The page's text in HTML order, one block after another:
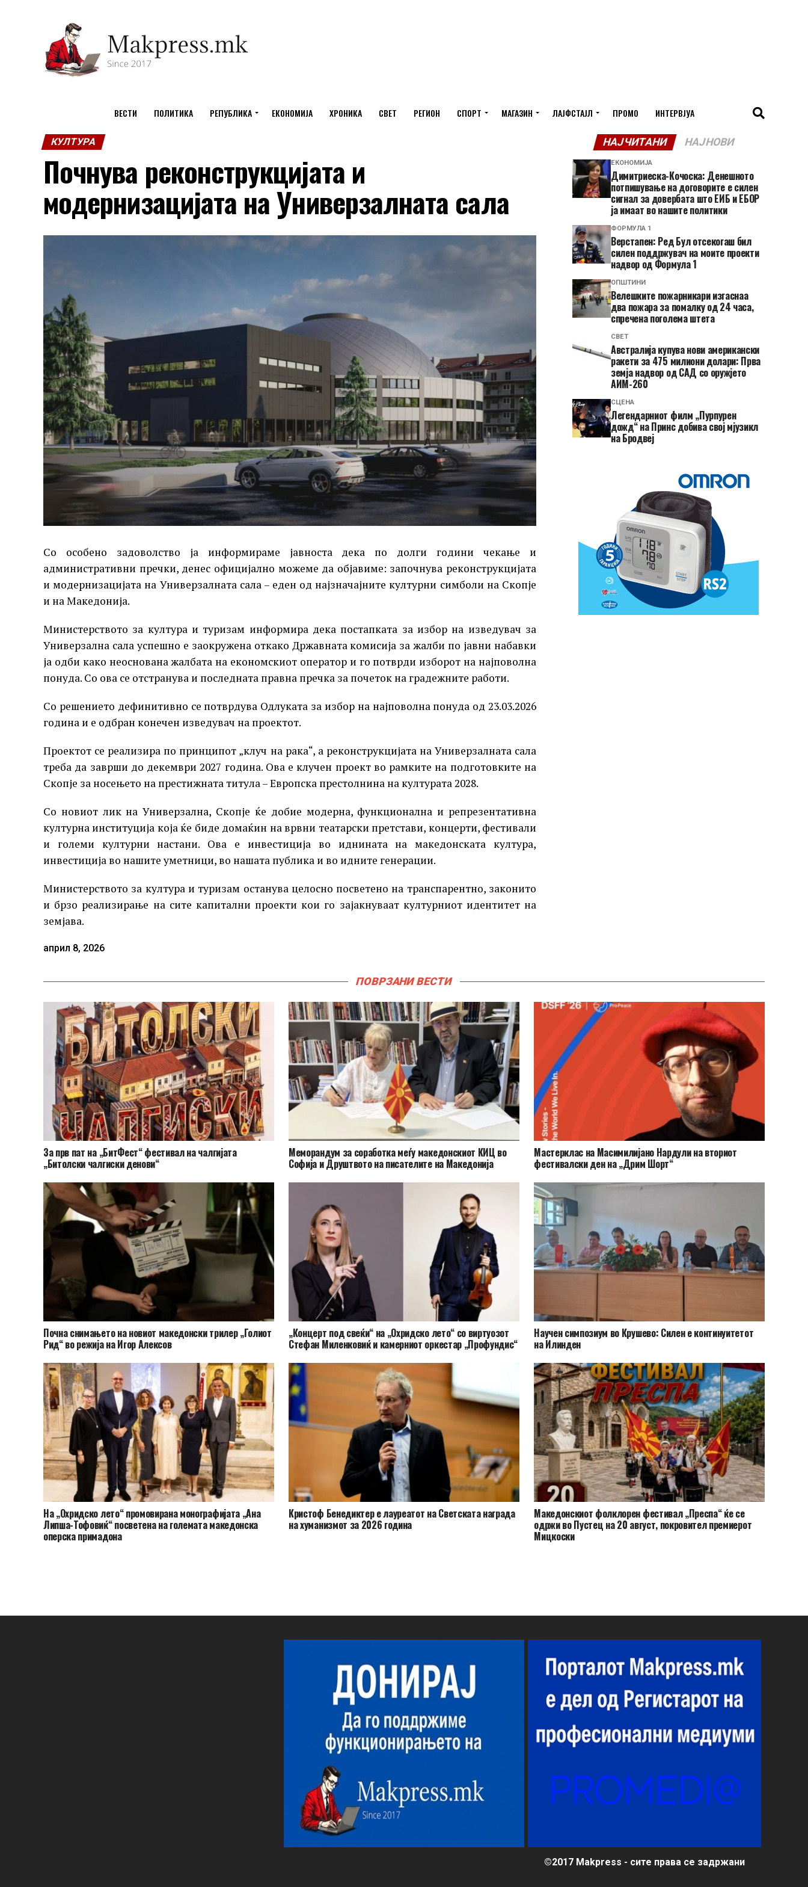
ВЕСТИ ПОЛИТИКА РЕПУБЛИКА ЕКОНОМИЈА ХРОНИКА СВЕТ РЕГИОН СПОРТ МАГАЗИН ЛАЈФСТАЈЛ ПРОМО ИНТЕРВЈУА
КУЛТУРА
Почнува реконструкцијата и
модернизацијата на Универзалната сала
Со особено задоволство ја информираме јавноста дека по долги години чекање и
административни пречки, денес официјално можеме да објавиме: започнува реконструкцијата
и модернизацијата на Универзалната сала – еден од најзначајните културни симболи на Скопје
и на Македонија.
Министерството за култура и туризам информира дека постапката за избор на изведувач за
Универзална сала успешно е заокружена откако Државната комисија за жалби по јавни набавки
ја одби како неоснована жалбата на економскиот оператор и го потврди изборот на најповолна
понуда. Со ова се отстранува и последната правна пречка за почеток на градежните работи.
Со решението дефинитивно се потврдува Одлуката за избор на најповолна понуда од 23.03.2026
година и е одбран конечен изведувач на проектот.
Проектот се реализира по принципот „клуч на рака“, а реконструкцијата на Универзалната сала
треба да заврши до декември 2027 година. Ова е клучен проект во рамките на подготовките на
Скопје за носењето на престижната титула – Европска престолнина на културата 2028.
Со новиот лик на Универзална, Скопје ќе добие модерна, функционална и репрезентативна
културна институција која ќе биде домаќин на врвни театарски претстави, концерти, фестивали
и големи културни настани. Ова е инвестиција во иднината на македонската култура,
инвестиција во нашите уметници, во нашата публика и во идните генерации.
Министерството за култура и туризам останува целосно посветено на транспарентно, законито
и брзо реализирање на сите капитални проекти кои го зајакнуваат културниот идентитет на
земјава.
април 8, 2026
НАЈЧИТАНИ НАЈНОВИ
ЕКОНОМИЈА
Димитриеска-Кочоска: Денешното
потпишување на договорите е силен
сигнал за довербата што ЕИБ и ЕБОР
ја имаат во нашите политики
ФОРМУЛА 1
Верстапен: Ред Бул отсекогаш бил
силен поддржувач на моите проекти
надвор од Формула 1
ОПШТИНИ
Велешките пожарникари изгаснаа
два пожара за помалку од 24 часа,
спречена поголема штета
СВЕТ
Австралија купува нови американски
ракети за 475 милиони долари: Прва
земја надвор од САД со оружјето
АИМ-260
СЦЕНА
Легендарниот филм „Пурпурен
дожд“ на Принс добива свој мјузикл
на Бродвеј
ПОВРЗАНИ ВЕСТИ
За прв пат на „БитФест“ фестивал на чалгијата
„Битолски чалгиски денови“
Меморандум за соработка меѓу македонскиот КИЦ во
Софија и Друштвото на писателите на Македонија
Мастерклас на Масимилијано Нардули на вториот
фестивалски ден на „Дрим Шорт“
Почна снимањето на новиот македонски трилер „Голиот
Рид“ во режија на Игор Алексов
„Концерт под свеќи“ на „Охридско лето“ со виртуозот
Стефан Миленковиќ и камерниот оркестар „Профундис“
Научен симпозиум во Крушево: Силен е континуитетот
на Илинден
На „Охридско лето“ промовирана монографијата „Ана
Липша-Тофовиќ“ посветена на големата македонска
оперска примадона
Кристоф Бенедиктер е лауреатот на Светската награда
на хуманизмот за 2026 година
Македонскиот фолклорен фестивал „Преспа“ ќе се
одржи во Пустец на 20 август, покровител премиерот
Мицкоски
©2017 Makpress - сите права се задржани